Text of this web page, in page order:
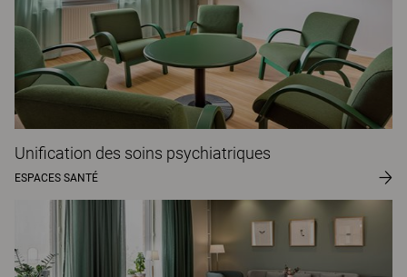
Unification des soins psychiatriques
ESPACES SANTÉ